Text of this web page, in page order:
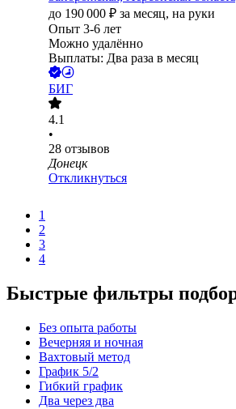
до 190 000 ₽ за месяц, на руки
Опыт 3-6 лет
Можно удалённо
Выплаты: Два раза в месяц
БИГ
4.1
•
28 отзывов
Донецк
Откликнуться
1
2
3
4
Быстрые фильтры
Без опыта работы
Вечерняя и ночная
Вахтовый метод
График 5/2
Гибкий график
Два через два